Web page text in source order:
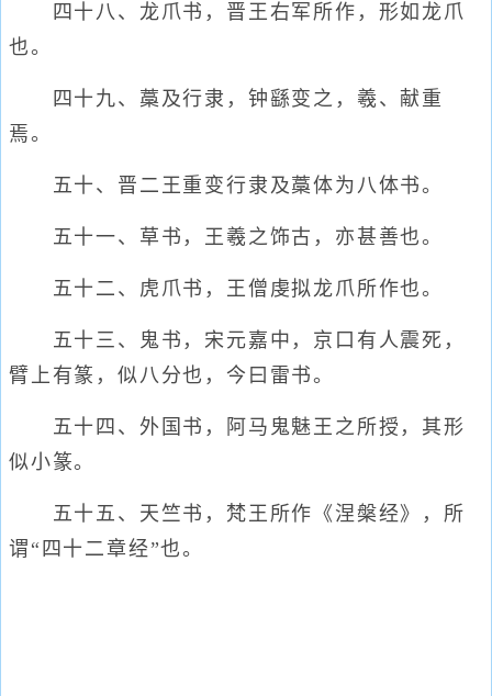
四十八、龙爪书，晋王右军所作，形如龙爪
也。
四十九、藁及行隶，钟繇变之，羲、献重
焉。
五十、晋二王重变行隶及藁体为八体书。
五十一、草书，王羲之饰古，亦甚善也。
五十二、虎爪书，王僧虔拟龙爪所作也。
五十三、鬼书，宋元嘉中，京口有人震死，
臂上有篆，似八分也，今曰雷书。
五十四、外国书，阿马鬼魅王之所授，其形
似小篆。
五十五、天竺书，梵王所作《涅槃经》，所
谓“四十二章经”也。